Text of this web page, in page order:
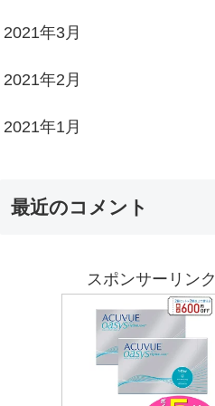
2021年3月
2021年2月
2021年1月
最近のコメント
スポンサーリンク